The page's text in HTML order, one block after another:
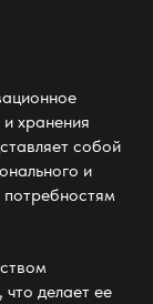
хранения
собой
и
потребностям
делает ее